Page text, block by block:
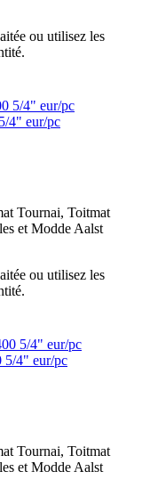
ou utilisez les
4" eur/pc
Tournai, Toitmat
et Modde Aalst
ou utilisez les
5/4" eur/pc
Tournai, Toitmat
et Modde Aalst